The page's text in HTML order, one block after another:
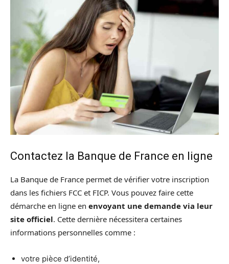
Contactez la Banque de France en ligne
La Banque de France permet de vérifier votre inscription
dans les fichiers FCC et FICP. Vous pouvez faire cette
démarche en ligne en envoyant une demande via leur
site officiel. Cette dernière nécessitera certaines
informations personnelles comme :
votre pièce d’identité,